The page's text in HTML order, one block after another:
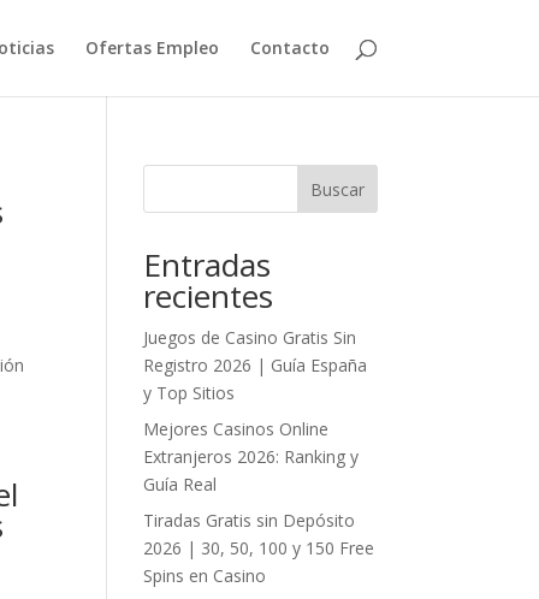
Ofertas Empleo Contacto
Buscar
Entradas
recientes
Juegos de Casino Gratis Sin
Registro 2026 | Guía España
y Top Sitios
Mejores Casinos Online
Extranjeros 2026: Ranking y
Guía Real
Tiradas Gratis sin Depósito
2026 | 30, 50, 100 y 150 Free
Spins en Casino